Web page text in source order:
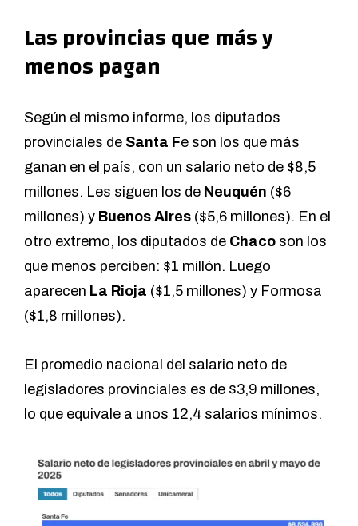
Las provincias que más y
menos pagan
Según el mismo informe, los diputados
provinciales de Santa Fe son los que más
ganan en el país, con un salario neto de $8,5
millones. Les siguen los de Neuquén ($6
millones) y Buenos Aires ($5,6 millones). En el
otro extremo, los diputados de Chaco son los
que menos perciben: $1 millón. Luego
aparecen La Rioja ($1,5 millones) y Formosa
($1,8 millones).
El promedio nacional del salario neto de
legisladores provinciales es de $3,9 millones,
lo que equivale a unos 12,4 salarios mínimos.